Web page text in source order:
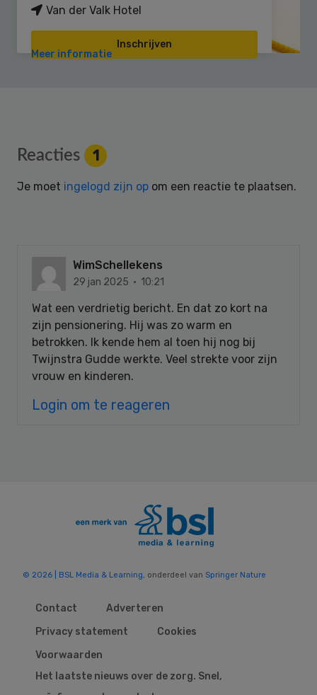
Van der Valk Hotel
Inschrijven
Meer informatie
Reader
Interactions
Reacties 1
Je moet ingelogd zijn op om een reactie te plaatsen.
WimSchellekens
29 jan 2025 · 10:21
Wat een verdrietig bericht. En dat zo kort na
zijn pensionering. Hij was zo warm en
betrokken. Ik kende hem al toen hij nog bij
Twijnstra Gudde werkte. Veel strekte voor zijn
vrouw en kinderen.
Login om te reageren
© 2026 | BSL Media & Learning , onderdeel van Springer Nature
Contact
Adverteren
Privacy statement
Cookies
Voorwaarden
Het laatste nieuws over de zorg. Snel,